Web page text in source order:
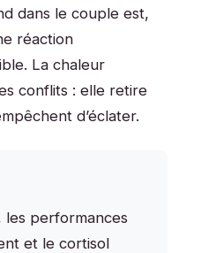
dans le couple est,
réaction
La chaleur
conflits : elle retire
d’éclater.
les performances
et le cortisol